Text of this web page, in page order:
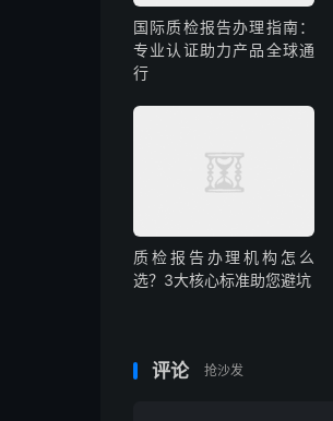
国际质检报告办理指南：
专业认证助力产品全球通
行
质检报告办理机构怎么
选？3大核心标准助您避坑
评论 抢沙发